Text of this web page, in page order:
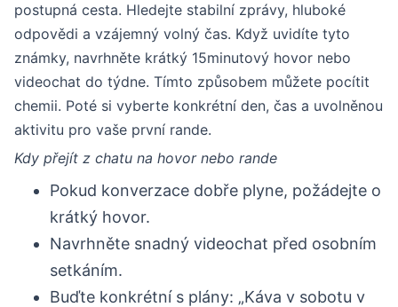
postupná cesta. Hledejte stabilní zprávy, hluboké
odpovědi a vzájemný volný čas. Když uvidíte tyto
známky, navrhněte krátký 15minutový hovor nebo
videochat do týdne. Tímto způsobem můžete pocítit
chemii. Poté si vyberte konkrétní den, čas a uvolněnou
aktivitu pro vaše první rande.
Kdy přejít z chatu na hovor nebo rande
Pokud konverzace dobře plyne, požádejte o
krátký hovor.
Navrhněte snadný videochat před osobním
setkáním.
Buďte konkrétní s plány: „Káva v sobotu v